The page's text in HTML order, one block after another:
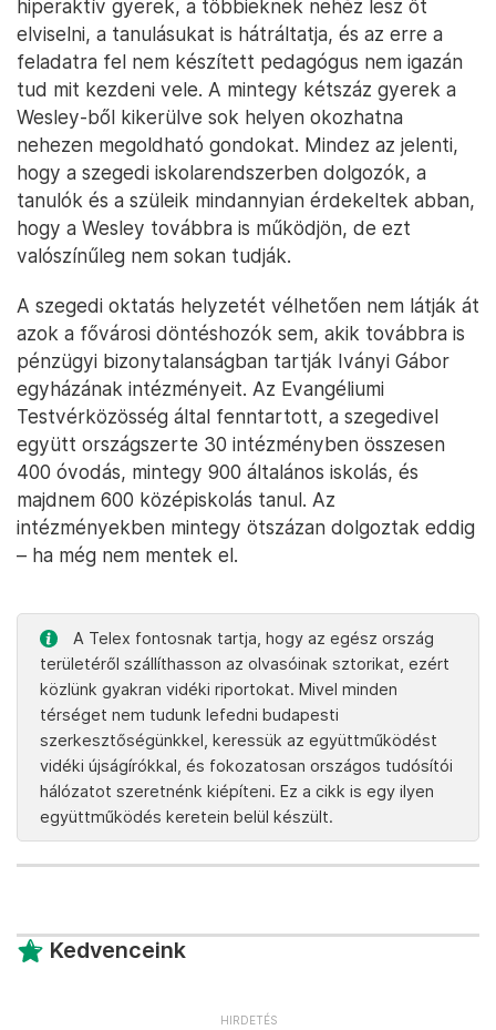
hiperaktív gyerek, a többieknek nehéz lesz őt
elviselni, a tanulásukat is hátráltatja, és az erre a
feladatra fel nem készített pedagógus nem igazán
tud mit kezdeni vele. A mintegy kétszáz gyerek a
Wesley-ből kikerülve sok helyen okozhatna
nehezen megoldható gondokat. Mindez az jelenti,
hogy a szegedi iskolarendszerben dolgozók, a
tanulók és a szüleik mindannyian érdekeltek abban,
hogy a Wesley továbbra is működjön, de ezt
valószínűleg nem sokan tudják.
A szegedi oktatás helyzetét vélhetően nem látják át
azok a fővárosi döntéshozók sem, akik továbbra is
pénzügyi bizonytalanságban tartják Iványi Gábor
egyházának intézményeit. Az Evangéliumi
Testvérközösség által fenntartott, a szegedivel
együtt országszerte 30 intézményben összesen
400 óvodás, mintegy 900 általános iskolás, és
majdnem 600 középiskolás tanul. Az
intézményekben mintegy ötszázan dolgoztak eddig
– ha még nem mentek el.
A Telex fontosnak tartja, hogy az egész ország
területéről szállíthasson az olvasóinak sztorikat, ezért
közlünk gyakran vidéki riportokat. Mivel minden
térséget nem tudunk lefedni budapesti
szerkesztőségünkkel, keressük az együttműködést
vidéki újságírókkal, és fokozatosan országos tudósítói
hálózatot szeretnénk kiépíteni. Ez a cikk is egy ilyen
együttműködés keretein belül készült.
Kedvenceink